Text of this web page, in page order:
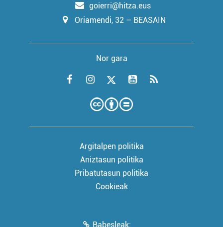
goierri@hitza.eus
Oriamendi, 32 – BEASAIN
Nor gara
Argitalpen politika
Aniztasun politika
Pribatutasun politika
Cookieak
Babesleak: